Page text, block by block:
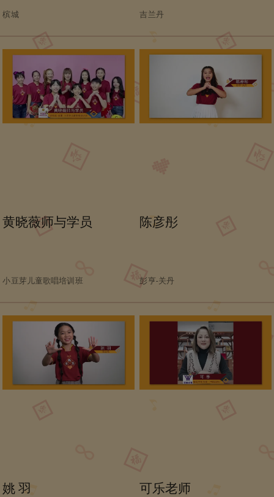
槟城 吉兰丹
黄晓薇师与学员
小豆芽儿童歌唱培训班
陈彦彤
彭亨-关丹
姚 羽 可乐老师